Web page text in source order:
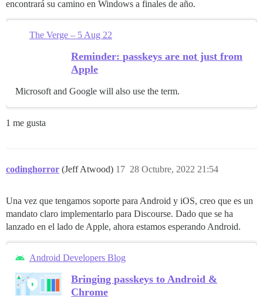
encontrará su camino en Windows a finales de año.
The Verge – 5 Aug 22
Reminder: passkeys are not just from
Apple
Microsoft and Google will also use the term.
1 me gusta
codinghorror (Jeff Atwood) 28 Octubre, 2022 21:54
17
Una vez que tengamos soporte para Android y iOS, creo que es un
mandato claro implementarlo para Discourse. Dado que se ha
lanzado en el lado de Apple, ahora estamos esperando Android.
Android Developers Blog
Bringing passkeys to Android &
Chrome